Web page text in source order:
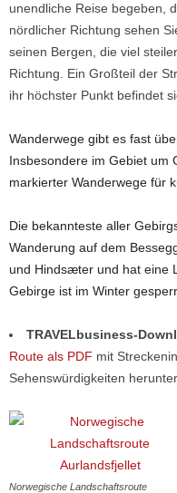
unendliche Reise begeben,
nördlicher Richtung sehen
seinen Bergen, die viel
Richtung. Ein Großteil der
ihr höchster Punkt befindet
Wanderwege gibt es fast
Insbesondere im Gebiet um
markierter Wanderwege für
Die bekannteste aller
Wanderung auf dem
und Hindsæter und hat eine
Gebirge ist im Winter
TRAVELbusiness-
Route als PDF mit
Sehenswürdigkeiten
Norwegische Landschaftsroute